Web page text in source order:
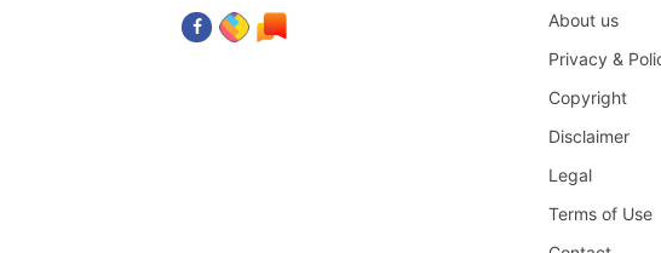
About us
Privacy &
Copyright
Disclaimer
Legal
Terms of Use